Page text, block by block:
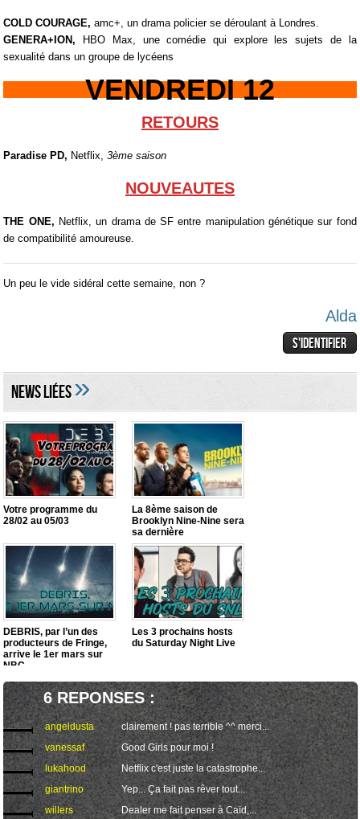
COLD COURAGE,amc+, un drama policier se déroulant à Londres.
GENERA+ION,
HBO Max, une comédie qui explore les sujets de la
sexualité dans un groupe de lycéens
VENDREDI 12
RETOURS
Paradise PD, Netflix,3ème saison
NOUVEAUTES
THE ONE, Netflix, un drama de SF entre manipulation génétique sur fond
de compatibilité amoureuse.
Un peu le vide sidéral cette semaine, non ?
Alda
NEWS LIéES»
Votre programme du
28/02 au 05/03
La 8ème saison de
Brooklyn Nine-Nine sera
sa dernière
DEBRIS, par l’un des
producteurs de Fringe,
arrive le 1er mars sur
NBC
Les 3 prochains hosts
du Saturday Night Live
6 REPONSES :
angeldusta
clairement ! pas terrible ^^ merci...
vanessaf
Good Girls pour moi !
lukahood
Netflix c'est juste la catastrophe...
giantrino
Yep... Ça fait pas rêver tout...
willers
Dealer me fait penser à Caïd,...